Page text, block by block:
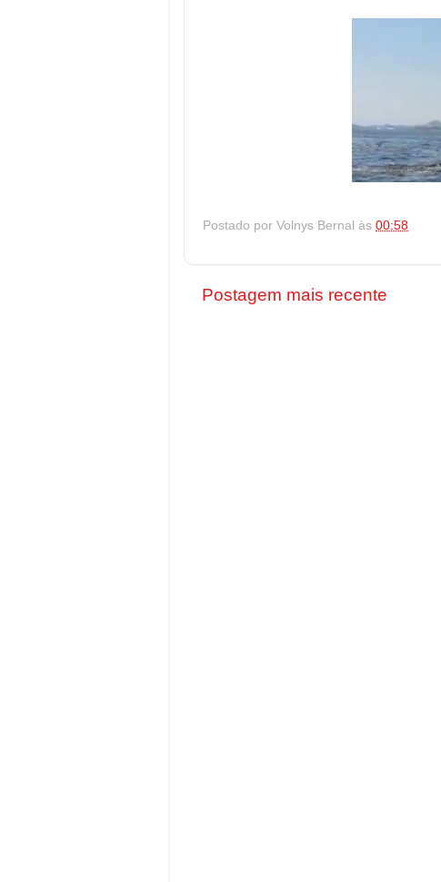
Postado por Volnys Bernal às 00:58
Postagem mais recente